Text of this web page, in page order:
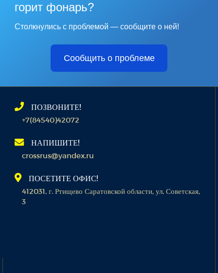
горит фонарь?
Столкнулись с проблемой — сообщите о ней!
Сообщить о проблеме
ПОЗВОНИТЕ!
+7(84540)42072
НАПИШИТЕ!
crossrus@yandex.ru
ПОСЕТИТЕ ОФИС!
412031, г. Ртищево Саратовской области, ул. Советская,
3